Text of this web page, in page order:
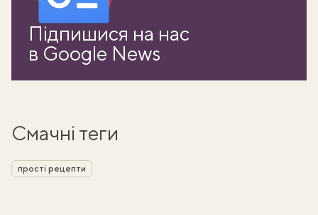
Підпишися на нас
в Google News
Смачні теги
прості рецепти